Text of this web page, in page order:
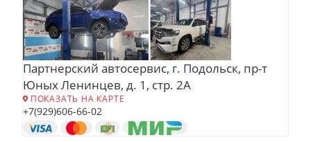
Партнерский автосервис, г. Подольск, пр-т
Юных Ленинцев, д. 1, стр. 2А
ПОКАЗАТЬ НА КАРТЕ
+7(929)606-66-02